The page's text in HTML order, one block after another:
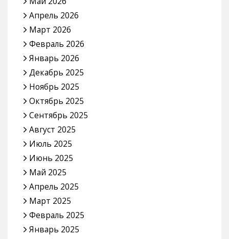
Апрель 2026
Март 2026
Февраль 2026
Январь 2026
Декабрь 2025
Ноябрь 2025
Октябрь 2025
Сентябрь 2025
Август 2025
Июль 2025
Июнь 2025
Май 2025
Апрель 2025
Март 2025
Февраль 2025
Январь 2025